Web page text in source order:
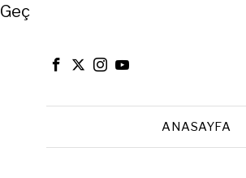
Close
Geç
ANASAYFA